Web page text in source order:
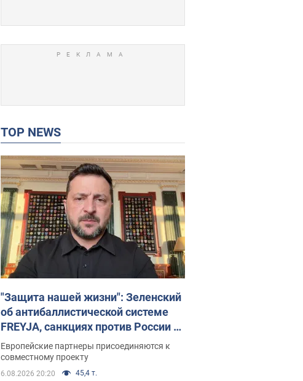
TOP NEWS
"Защита нашей жизни": Зеленский
об антибаллистической системе
FREYJA, санкциях против России и
поддержке аграриев. Видео
Европейские партнеры присоединяются к
совместному проекту
6.08.2026 20:20 45,4 т.